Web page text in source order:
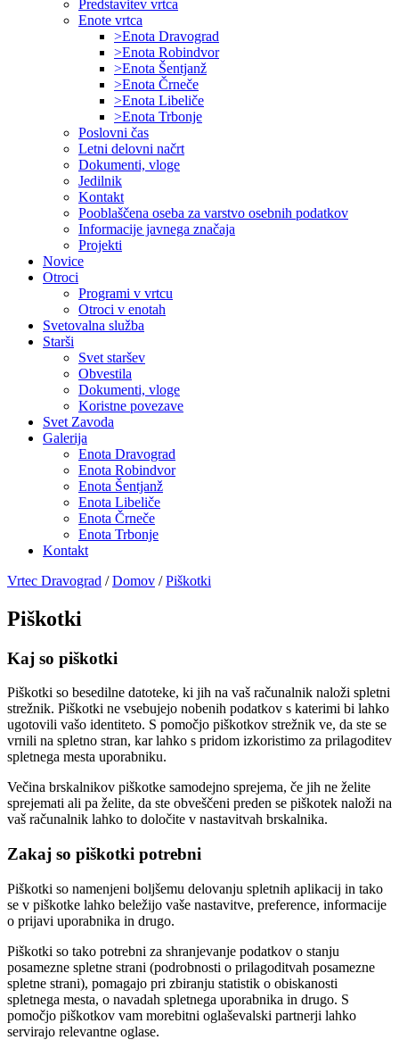
Predstavitev vrtca
Enote vrtca
>Enota Dravograd
>Enota Robindvor
>Enota Šentjanž
>Enota Črneče
>Enota Libeliče
>Enota Trbonje
Poslovni čas
Letni delovni načrt
Dokumenti, vloge
Jedilnik
Kontakt
Pooblaščena oseba za varstvo osebnih podatkov
Informacije javnega značaja
Projekti
Novice
Otroci
Programi v vrtcu
Otroci v enotah
Svetovalna služba
Starši
Svet staršev
Obvestila
Dokumenti, vloge
Koristne povezave
Svet Zavoda
Galerija
Enota Dravograd
Enota Robindvor
Enota Šentjanž
Enota Libeliče
Enota Črneče
Enota Trbonje
Kontakt
Vrtec Dravograd /Domov /Piškotki
Piškotki
Kaj so piškotki
Piškotki so besedilne datoteke, ki jih na vaš računalnik naloži spletni
strežnik. Piškotki ne vsebujejo nobenih podatkov s katerimi bi lahko
ugotovili vašo identiteto. S pomočjo piškotkov strežnik ve, da ste se
vrnili na spletno stran, kar lahko s pridom izkoristimo za prilagoditev
spletnega mesta uporabniku.
Večina brskalnikov piškotke samodejno sprejema, če jih ne želite
sprejemati ali pa želite, da ste obveščeni preden se piškotek naloži na
vaš računalnik lahko to določite v nastavitvah brskalnika.
Zakaj so piškotki potrebni
Piškotki so namenjeni boljšemu delovanju spletnih aplikacij in tako
se v piškotke lahko beležijo vaše nastavitve, preference, informacije
o prijavi uporabnika in drugo.
Piškotki so tako potrebni za shranjevanje podatkov o stanju
posamezne spletne strani (podrobnosti o prilagoditvah posamezne
spletne strani), pomagajo pri zbiranju statistik o obiskanosti
spletnega mesta, o navadah spletnega uporabnika in drugo. S
pomočjo piškotkov vam morebitni oglaševalski partnerji lahko
servirajo relevantne oglase.